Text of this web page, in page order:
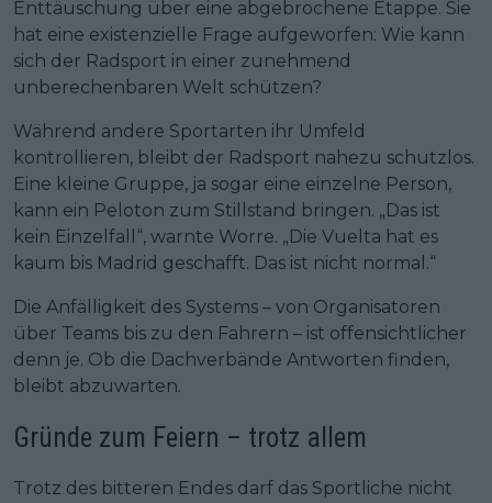
Enttäuschung über eine abgebrochene Etappe. Sie
hat eine existenzielle Frage aufgeworfen: Wie kann
sich der Radsport in einer zunehmend
unberechenbaren Welt schützen?
Während andere Sportarten ihr Umfeld
kontrollieren, bleibt der Radsport nahezu schutzlos.
Eine kleine Gruppe, ja sogar eine einzelne Person,
kann ein Peloton zum Stillstand bringen. „Das ist
kein Einzelfall“, warnte Worre. „Die Vuelta hat es
kaum bis Madrid geschafft. Das ist nicht normal.“
Die Anfälligkeit des Systems – von Organisatoren
über Teams bis zu den Fahrern – ist offensichtlicher
denn je. Ob die Dachverbände Antworten finden,
bleibt abzuwarten.
Gründe zum Feiern – trotz allem
Trotz des bitteren Endes darf das Sportliche nicht